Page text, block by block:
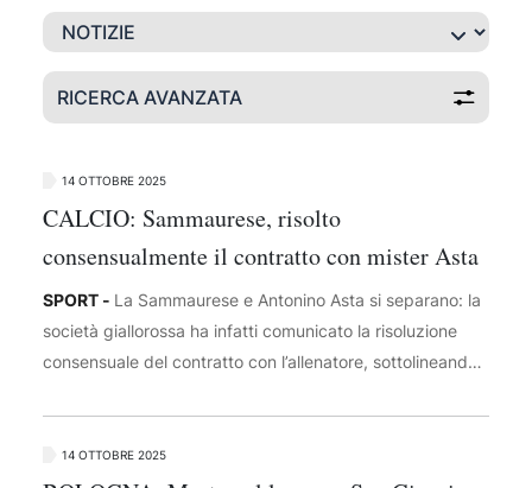
RICERCA AVANZATA
14 OTTOBRE 2025
CALCIO: Sammaurese, risolto
consensualmente il contratto con mister Asta
SPORT - La Sammaurese e Antonino Asta si separano: la
società giallorossa ha infatti comunicato la risoluzione
consensuale del contratto con l’allenatore, sottolineando
del tecnico per l’attuale situazione di classifica, ma
piuttosto a una serie di fattori esterni che ne avrebbero
14 OTTOBRE 2025